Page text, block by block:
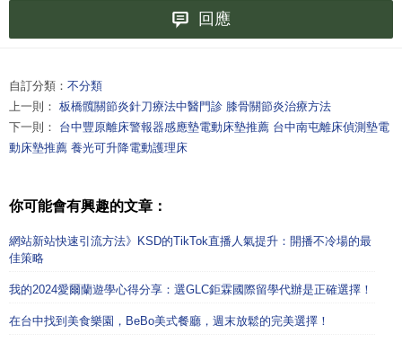
回應
自訂分類： 不分類
上一則： 板橋髖關節炎針刀療法中醫門診 膝骨關節炎治療方法
下一則： 台中豐原離床警報器感應墊電動床墊推薦 台中南屯離床偵測墊電
動床墊推薦 養光可升降電動護理床
你可能會有興趣的文章：
網站新站快速引流方法》KSD的TikTok直播人氣提升：開播不冷場的最
佳策略
我的2024愛爾蘭遊學心得分享：選GLC鉅霖國際留學代辦是正確選擇！
在台中找到美食樂園，BeBo美式餐廳，週末放鬆的完美選擇！